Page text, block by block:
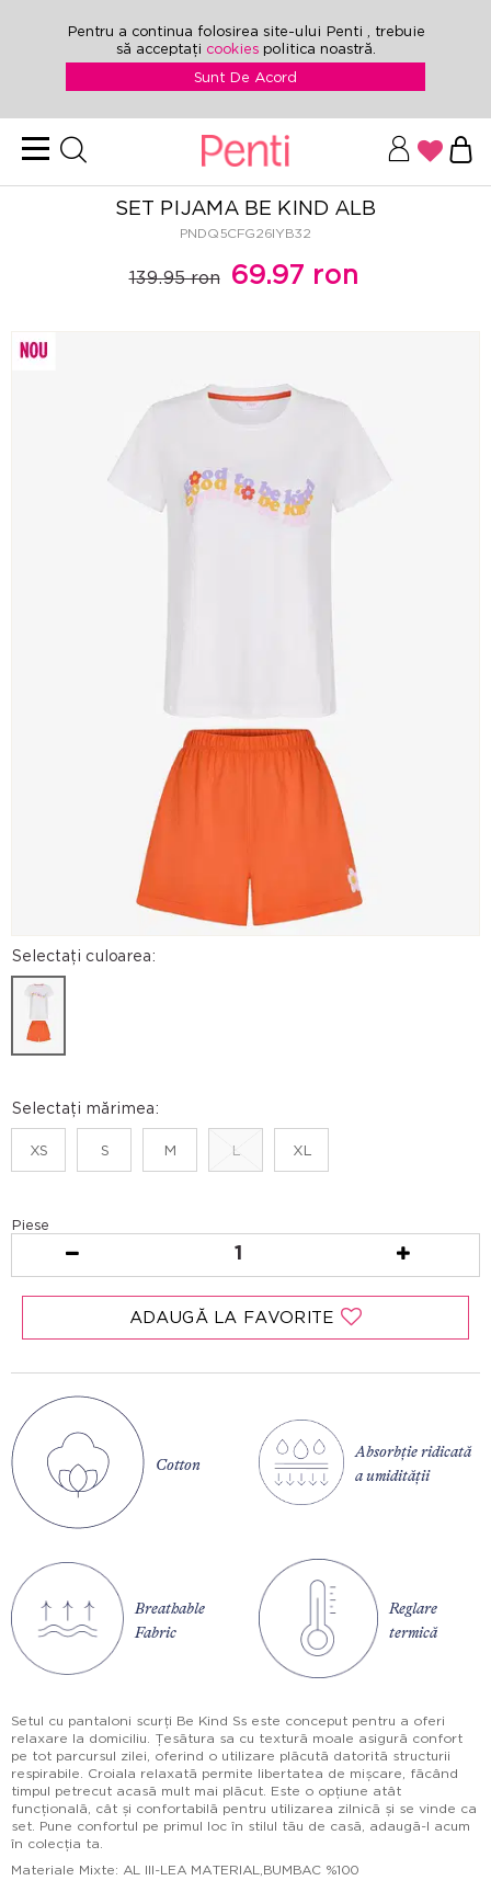
Pentru a continua folosirea site-ului Penti , trebuie
să acceptați cookies politica noastră.
Sunt De Acord
SET PIJAMA BE KIND ALB
PNDQ5CFG26IYB32
139.95 ron 69.97 ron
Selectați culoarea:
Selectați mărimea:
XS S M L XL
Piese
1
ADAUGĂ LA FAVORITE
Cotton
Absorbție ridicată
a umidității
Breathable
Fabric
Reglare
termică
Setul cu pantaloni scurți Be Kind Ss este conceput pentru a oferi
relaxare la domiciliu. Țesătura sa cu textură moale asigură confort
pe tot parcursul zilei, oferind o utilizare plăcută datorită structurii
respirabile. Croiala relaxată permite libertatea de mișcare, făcând
timpul petrecut acasă mult mai plăcut. Este o opțiune atât
funcțională, cât și confortabilă pentru utilizarea zilnică și se vinde ca
set. Pune confortul pe primul loc în stilul tău de casă, adaugă-l acum
în colecția ta.
Materiale Mixte: AL III-LEA MATERIAL,BUMBAC %100